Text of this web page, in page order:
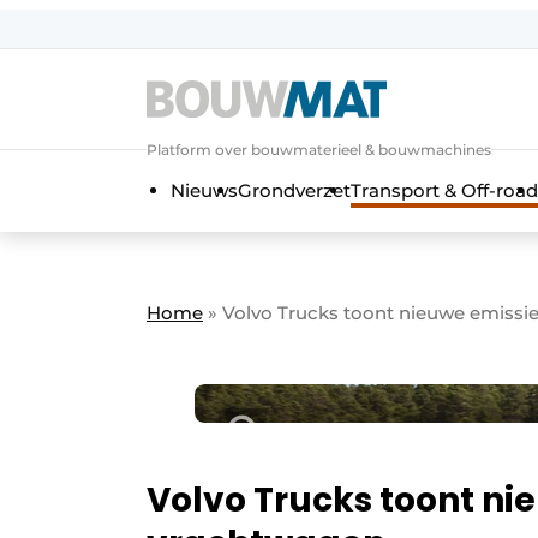
Algemene voorwaarden
BedrijvenAanmeldenAanmelden FR
Bedankt
Bedrijven
Bouwmat | Platform over
Direct contact
Meest gelezen
Podcasts
Platform over bouwmaterieel & bouwmachines
NieuwsGrondverzetTransport & Off-road
Home » Volvo Trucks toont nieuwe
Volvo Trucks toont